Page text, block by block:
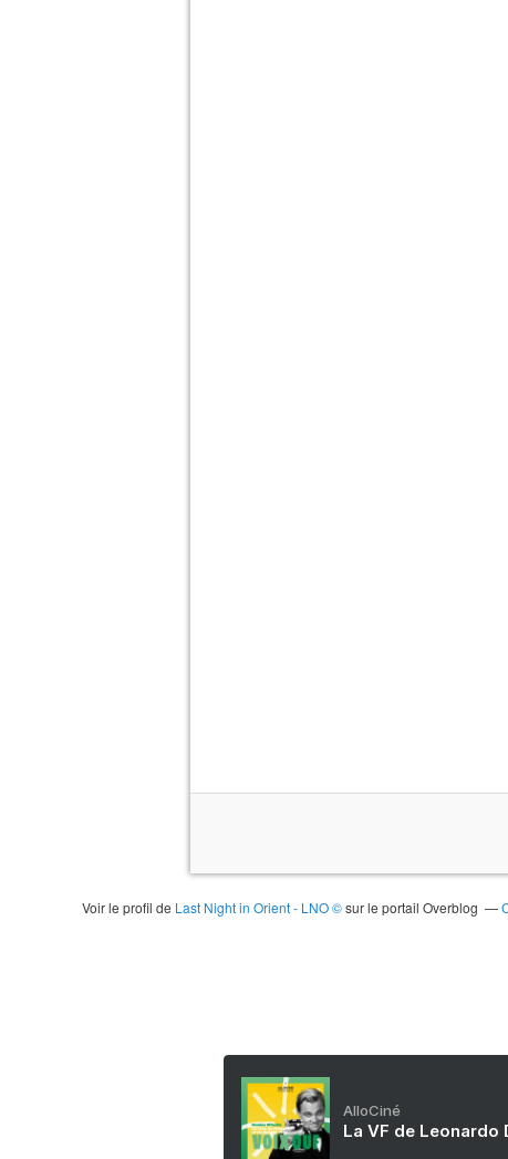
Voir le profil de Last Night in Orient - LNO ©sur le portail Overblog
AlloCiné
La VF de